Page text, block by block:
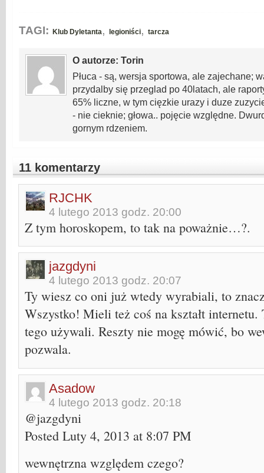
TAGI: Klub Dyletanta, legioniści, tarcza
O autorze: Torin
Płuca - są, wersja sportowa, ale zajechane;
przydalby się przeglad po 40latach, ale
65% liczne, w tym cięzkie urazy i duze
- nie cieknie; głowa.. pojęcie względne.
gornym rdzeniem.
11 komentarzy
RJCHK
4 lutego 2013 godz. 20:00
Z tym horoskopem, to tak na poważnie…?.
jazgdyni
4 lutego 2013 godz. 20:07
Ty wiesz co oni już wtedy wyrabiali, to
Wszystko! Mieli też coś na kształt
tego używali. Reszty nie mogę mówić, bo
pozwala.
Asadow
4 lutego 2013 godz. 20:18
@jazgdyni
Posted Luty 4, 2013 at 8:07 PM
wewnętrzna względem czego?